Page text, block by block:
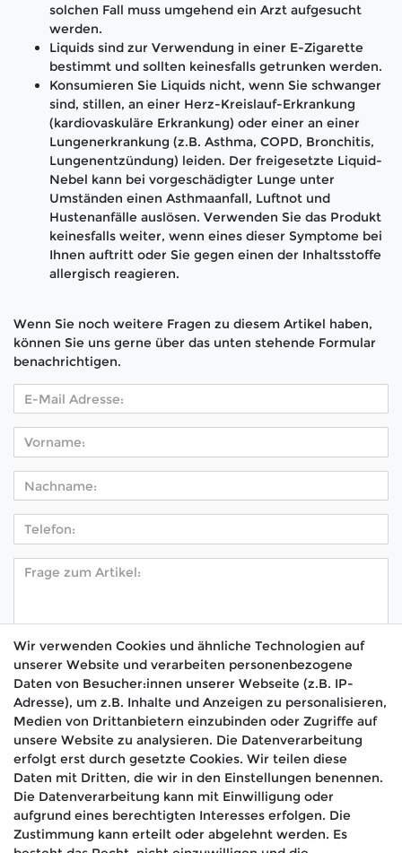
solchen Fall muss umgehend ein Arzt aufgesucht
werden.
Liquids sind zur Verwendung in einer E-Zigarette
bestimmt und sollten keinesfalls getrunken werden.
Konsumieren Sie Liquids nicht, wenn Sie schwanger
sind, stillen, an einer Herz-Kreislauf-Erkrankung
(kardiovaskuläre Erkrankung) oder einer an einer
Lungenerkrankung (z.B. Asthma, COPD, Bronchitis,
Lungenentzündung) leiden. Der freigesetzte Liquid-
Nebel kann bei vorgeschädigter Lunge unter
Umständen einen Asthmaanfall, Luftnot und
Hustenanfälle auslösen. Verwenden Sie das Produkt
keinesfalls weiter, wenn eines dieser Symptome bei
Ihnen auftritt oder Sie gegen einen der Inhaltsstoffe
allergisch reagieren.
Wenn Sie noch weitere Fragen zu diesem Artikel haben,
können Sie uns gerne über das unten stehende Formular
benachrichtigen.
Hiermit bestätige ich, dass ich dieDaten­schutz­
erklärung gelesen habe. *
Absenden
🚚 Schneller Versand
Wir verwenden Cookies und ähnliche Technologien auf
unserer Website und verarbeiten personenbezogene
Daten von Besucher:innen unserer Webseite (z.B. IP-
Adresse), um z.B. Inhalte und Anzeigen zu personalisieren,
Medien von Drittanbietern einzubinden oder Zugriffe auf
unsere Website zu analysieren. Die Datenverarbeitung
erfolgt erst durch gesetzte Cookies. Wir teilen diese
Daten mit Dritten, die wir in den Einstellungen benennen.
Die Datenverarbeitung kann mit Einwilligung oder
aufgrund eines berechtigten Interesses erfolgen. Die
Zustimmung kann erteilt oder abgelehnt werden. Es